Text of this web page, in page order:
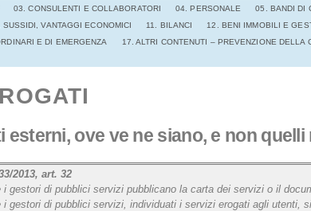
03. CONSULENTI E COLLABORATORI 04. PERSONALE 05. BANDI DI
VANTAGGI ECONOMICI 11. BILANCI 12. BENI IMMOBILI E
E DI EMERGENZA 17. ALTRI CONTENUTI – PREVENZIONE DELLA
esterni, ove ve ne siano, e non
2013, art. 32
gestori di pubblici servizi pubblicano la carta dei servizi o il
gestori di pubblici servizi, individuati i servizi erogati agli utenti,